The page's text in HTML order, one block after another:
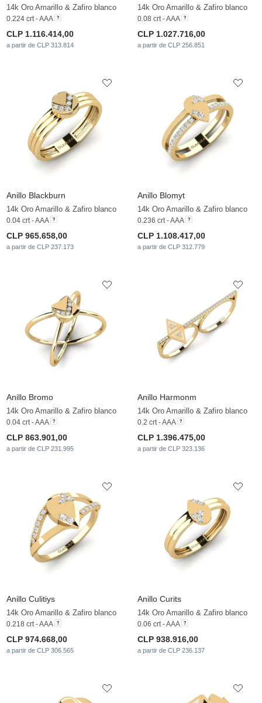
14k Oro Amarillo & Zafiro blanco
0.224 crt - AAA
CLP 1.116.414,00
a partir de CLP 313.814
14k Oro Amarillo & Zafiro blanco
0.08 crt - AAA
CLP 1.027.716,00
a partir de CLP 256.851
Anillo Blackburn
14k Oro Amarillo & Zafiro blanco
0.04 crt - AAA
CLP 965.658,00
a partir de CLP 237.173
Anillo Blomyt
14k Oro Amarillo & Zafiro blanco
0.236 crt - AAA
CLP 1.108.417,00
a partir de CLP 312.779
Anillo Bromo
14k Oro Amarillo & Zafiro blanco
0.04 crt - AAA
CLP 863.901,00
a partir de CLP 231.995
Anillo Harmonm
14k Oro Amarillo & Zafiro blanco
0.2 crt - AAA
CLP 1.396.475,00
a partir de CLP 323.136
Anillo Culitiys
14k Oro Amarillo & Zafiro blanco
0.218 crt - AAA
CLP 974.668,00
a partir de CLP 306.565
Anillo Curits
14k Oro Amarillo & Zafiro blanco
0.06 crt - AAA
CLP 938.916,00
a partir de CLP 236.137